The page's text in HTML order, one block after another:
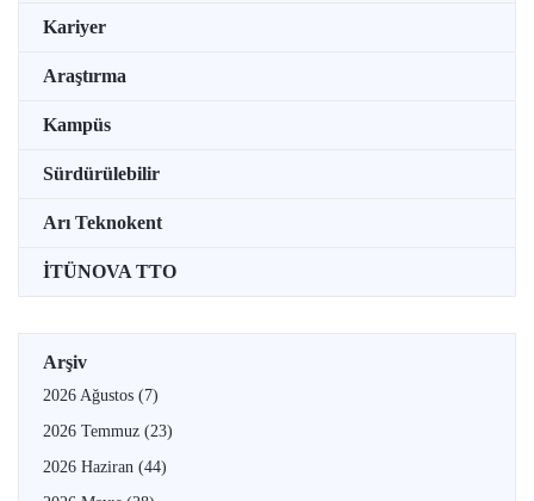
Kariyer
Araştırma
Kampüs
Sürdürülebilir
Arı Teknokent
İTÜNOVA TTO
Arşiv
2026 Ağustos (7)
2026 Temmuz (23)
2026 Haziran (44)